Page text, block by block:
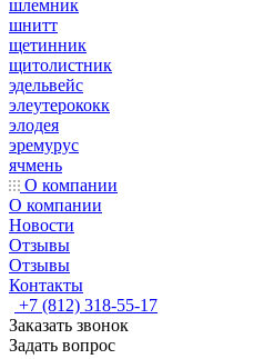
шлемник
шнитт
щетинник
щитолистник
эдельвейс
элеутерококк
элодея
эремурус
ячмень
О компании
О компании
Новости
Отзывы
Отзывы
Контакты
+7 (812) 318-55-17
Заказать звонок
Задать вопрос